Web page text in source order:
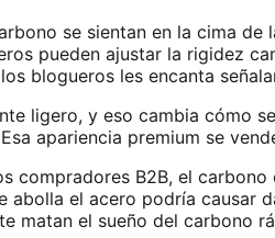
se sientan en la cima
pueden ajustar la rigidez
blogueros les encanta
ligero, y eso cambia cómo
apariencia premium se
compradores B2B, el
abolla el acero podría causar
matan el sueño del carbono